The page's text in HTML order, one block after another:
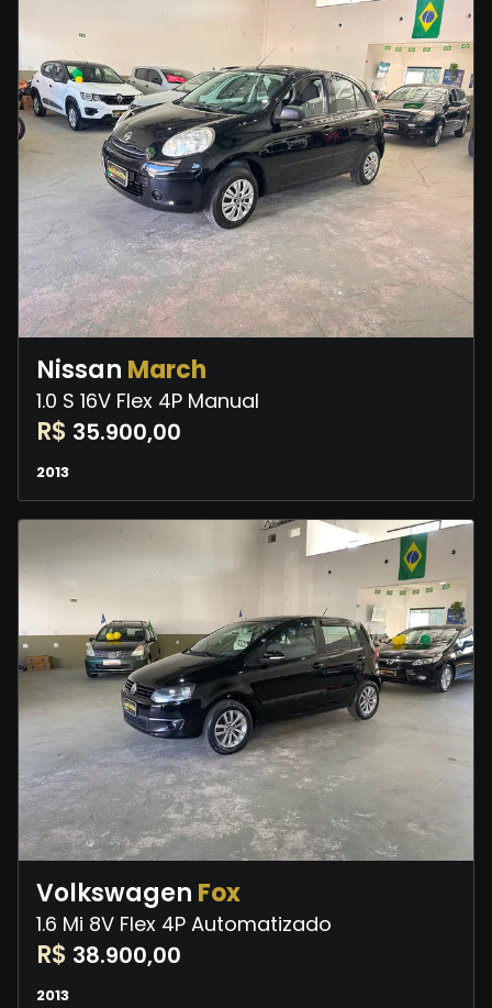
Nissan March
1.0 S 16V Flex 4P Manual
R$ 35.900,00
2013
Volkswagen Fox
1.6 Mi 8V Flex 4P Automatizado
R$ 38.900,00
2013